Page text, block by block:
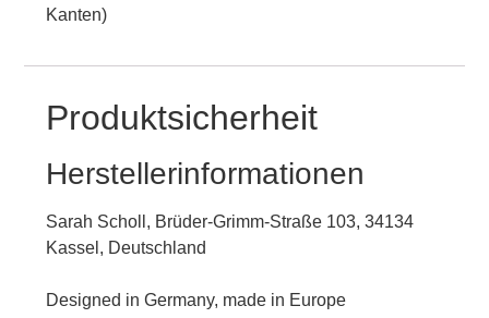
Kanten)
Produktsicherheit
Herstellerinformationen
Sarah Scholl, Brüder-Grimm-Straße 103, 34134
Kassel, Deutschland
Designed in Germany, made in Europe